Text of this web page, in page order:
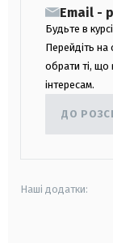
Email -
Будьте в
Перейдіть на
обрати ті, що
інтересам.
ДО
Наші додатки: